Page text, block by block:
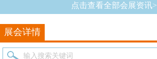
点击查看全部会展资讯>
展会详情